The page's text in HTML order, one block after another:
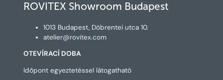
ROVITEX Showroom Budapest
1013 Budapest, Döbrentei utca 10.
atelier@rovitex.com
OTEVÍRACÍ DOBA
Időpont egyeztetéssel látogatható